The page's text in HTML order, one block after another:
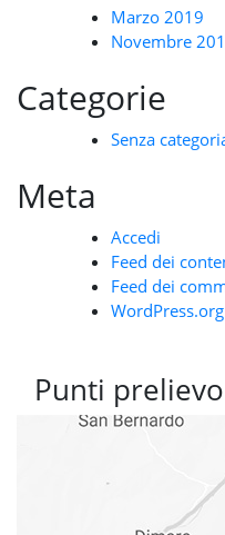
Marzo 2019
Novembre
Categorie
Senza
Meta
Accedi
Feed dei
Feed dei
WordPress.org
Punti